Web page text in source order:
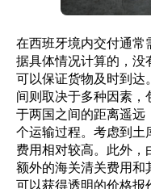
在西班牙境内交付通
据具体情况计算的，没
可以保证货物及时到达
间则取决于多种因素
于两国之间的距离遥远
个运输过程。考虑到土
费用相对较高。此外
额外的海关清关费用
可以获得透明的价格报